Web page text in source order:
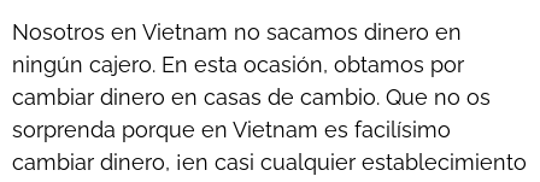
Nosotros en Vietnam no sacamos dinero en
ningún cajero. En esta ocasión, obtamos por
cambiar dinero en casas de cambio. Que no os
sorprenda porque en Vietnam es facilísimo
cambiar dinero, ¡en casi cualquier establecimiento